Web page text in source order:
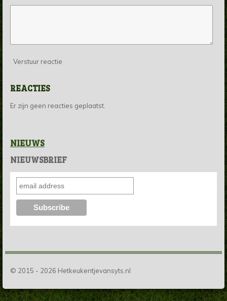
Verstuur reactie
REACTIES
Er zijn geen reacties geplaatst.
NIEUWS
NIEUWSBRIEF
© 2015 - 2026 Hetkeukentjevansyts.nl